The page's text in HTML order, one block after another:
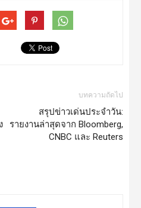
บทความถัดไป
สรุปข่าวเด่นประจำวัน:
รายงานล่าสุดจาก Bloomberg,
CNBC และ Reuters